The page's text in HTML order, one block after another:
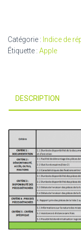
Catégorie : Indice de
Étiquette : Apple
DESCRIPTION